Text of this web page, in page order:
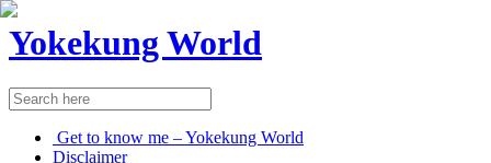
Yokekung World
Get to know me – Yokekung World
Disclaimer